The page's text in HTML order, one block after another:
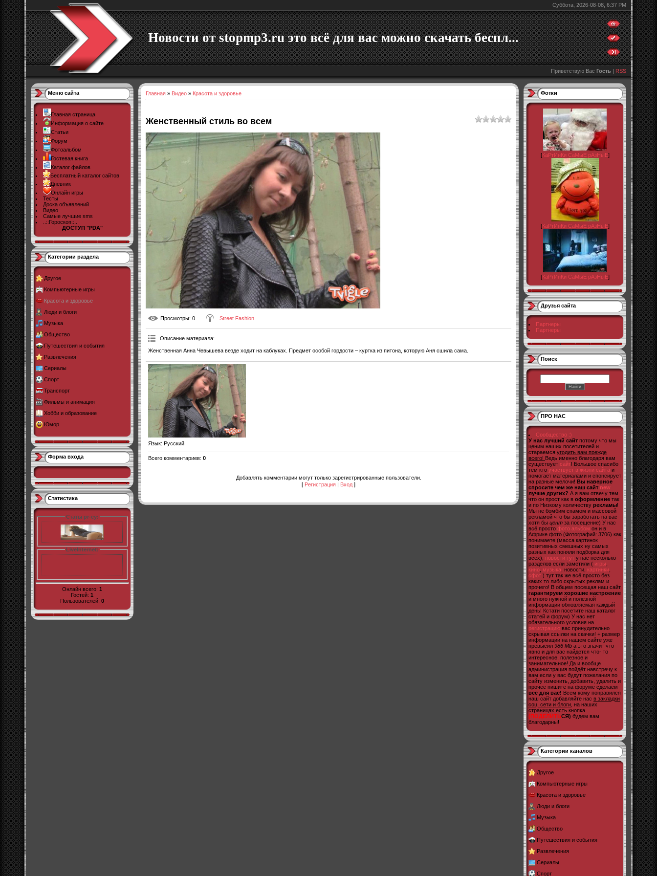
Суббота, 2026-08-08, 6:37 PM
Новости от stopmp3.ru это всё для вас можно скачать беспл...
Приветствую Вас Гость | RSS
Меню сайта
Главная страница
Информация о сайте
Статьи
Форум
Фотоальбом
Гостевая книга
Каталог файлов
Бесплатный каталог сайтов
Дневник
Онлайн игры
Тесты
Доска объявлений
Видео
Самые лучшие sms
..::Гороскоп::..
ДОСТУП "PDA"
Категории раздела
Другое
Компьютерные игры
Красота и здоровье
Люди и блоги
Музыка
Общество
Путешествия и события
Развлечения
Сериалы
Спорт
Транспорт
Фильмы и анимация
Хобби и образование
Юмор
Форма входа
Статистика
Статы pr-cy:
LiveInternet:
Онлайн всего: 1
Гостей: 1
Пользователей: 0
Главная » Видео » Красота и здоровье
Женственный стиль во всем
Просмотры: 0 Street Fashion
Описание материала:
Женственная Анна Чевышева везде ходит на каблуках. Предмет особой гордости – куртка из питона, которую Аня сшила сама.
Язык: Русский
Всего комментариев: 0
Добавлять комментарии могут только зарегистрированные пользователи.
[ Регистрация | Вход ]
Фотки
[КаРтИнКи СаМыЕ рАзНыЕ]
[КаРтИнКи СаМыЕ рАзНыЕ]
[КаРтИнКи СаМыЕ рАзНыЕ]
Друзья сайта
Партнеры
Партнеры
Поиск
ПРО НАС
Сообщество :)
У нас лучший сайт потому что мы
ценим наших посетителей и
стараемся угодить вам прежде
всего! Ведь именно благодаря вам
существует сайт! Большое спасибо
тем кто участвует в жизни сайта и
помогает материалами и спонсирует
на разные мелочи! Вы наверное
спросите чем же наш сайт new
лучше других? А я вам отвечу тем
что он прост как в оформление так
и по Низкому количеству рекламы!
Мы не бомбим спамом и массовой
рекламой что бы заработать на вас
хотя бы цент за посещение) У нас
всё просто фото альбом он и в
Африке фото (Фотографий: 3706) как
понимаете (масса картинок
позитивных смешных ну самых
разных как поняли подборка для
всех), новости тут у нас несколько
разделов если заметили ( игры
кино музыка , новости, картинки
сфот ) тут так же всё просто без
каких то либо скрытых реклам и
прочего! В общем посещая наш сайт
гарантируем хорошие настроение
и много нужной и полезной
информации обновляемая каждый
день! Кстати посетите наш каталог
статей и форум) У нас нет
обязательного условия на
регистрацию вас принудительно
скрывая ссылки на скачки! + размер
информации на нашем сайте уже
превысил 986 Mb а это значит что
явно и для вас найдется что- то
интересное, полезное и
занимательное! Да и вообще
администрация пойдёт навстречу к
вам если у вас будут пожелания по
сайту изменить, добавить, удалить и
прочее пишите на форуме сделаем
всё для вас! Всем кому понравился
наш сайт добавляйте нас в закладки
соц. сети и блоги , на наших
страницах есть кнопка
(ПОДЕЛИТЬСЯ) будем вам
благодарны!
Категории каналов
Другое
Компьютерные игры
Красота и здоровье
Люди и блоги
Музыка
Общество
Путешествия и события
Развлечения
Сериалы
Спорт